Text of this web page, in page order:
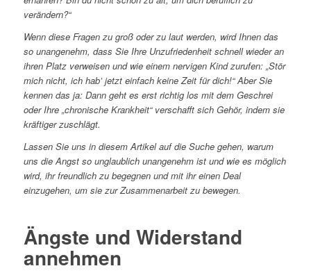
verändern?“
Wenn diese Fragen zu groß oder zu laut werden, wird Ihnen das
so unangenehm, dass Sie Ihre Unzufriedenheit schnell wieder an
ihren Platz verweisen und wie einem nervigen Kind zurufen: „Stör
mich nicht, ich hab’ jetzt einfach keine Zeit für dich!“ Aber Sie
kennen das ja: Dann geht es erst richtig los mit dem Geschrei
oder Ihre „chronische Krankheit“ verschafft sich Gehör, indem sie
kräftiger zuschlägt.
Lassen Sie uns in diesem Artikel auf die Suche gehen, warum
uns die Angst so unglaublich unangenehm ist und wie es möglich
wird, ihr freundlich zu begegnen und mit ihr einen Deal
einzugehen, um sie zur Zusammenarbeit zu bewegen.
Ängste und Widerstand
annehmen